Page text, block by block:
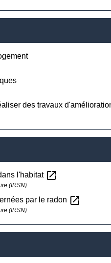
des travaux
l'habitat open_in_new
(IRSN)
par le radon open_in_new
(IRSN)